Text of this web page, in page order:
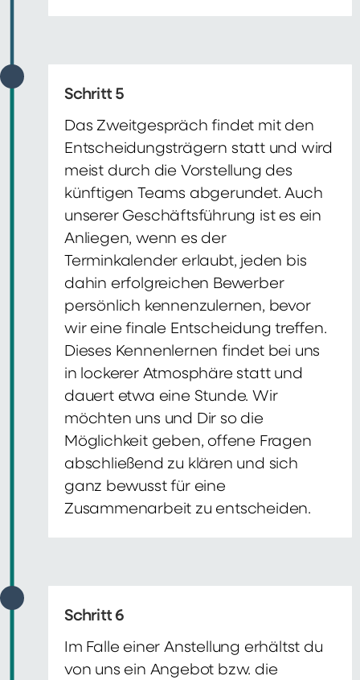
Schritt 5
Das Zweitgespräch findet mit den
Entscheidungsträgern statt und wird
meist durch die Vorstellung des
künftigen Teams abgerundet. Auch
unserer Geschäftsführung ist es ein
Anliegen, wenn es der
Terminkalender erlaubt, jeden bis
dahin erfolgreichen Bewerber
persönlich kennenzulernen, bevor
wir eine finale Entscheidung treffen.
Dieses Kennenlernen findet bei uns
in lockerer Atmosphäre statt und
dauert etwa eine Stunde. Wir
möchten uns und Dir so die
Möglichkeit geben, offene Fragen
abschließend zu klären und sich
ganz bewusst für eine
Zusammenarbeit zu entscheiden.
Schritt 6
Im Falle einer Anstellung erhältst du
von uns ein Angebot bzw. die